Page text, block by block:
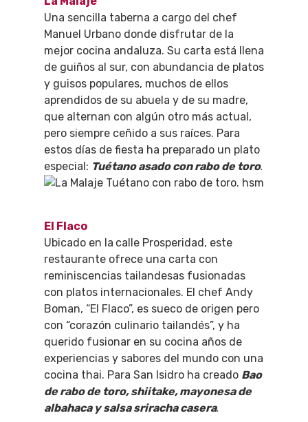
Una sencilla taberna a cargo del chef
Manuel Urbano donde disfrutar de la
mejor cocina andaluza. Su carta está llena
de guiños al sur, con abundancia de platos
y guisos populares, muchos de ellos
aprendidos de su abuela y de su madre,
que alternan con algún otro más actual,
pero siempre ceñido a sus raíces. Para
estos días de fiesta ha preparado un plato
especial: Tuétano asado con rabo de toro.
El Flaco
Ubicado en la calle Prosperidad, este
restaurante ofrece una carta con
reminiscencias tailandesas fusionadas
con platos internacionales. El chef Andy
Boman, “El Flaco”, es sueco de origen pero
con “corazón culinario tailandés”, y ha
querido fusionar en su cocina años de
experiencias y sabores del mundo con una
cocina thai. Para San Isidro ha creado Bao
de rabo de toro, shiitake, mayonesa de
albahaca y salsa sriracha casera.
Teatro
Novedades
Cine
Música
Rutas Por Madrid
Bares Y Cafés
Gourmet
Gastro
BEAUTY
CONTACTO